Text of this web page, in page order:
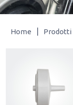
Home Prodotti